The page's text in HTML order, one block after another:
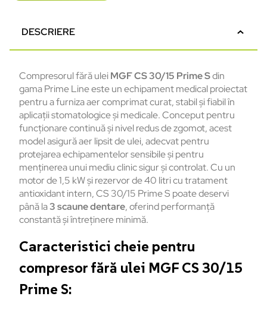
DESCRIERE
Compresorul fără uleiMGF CS 30/15 Prime Sdin
gama Prime Line este un echipament medical proiectat
pentru a furniza aer comprimat curat, stabil și fiabil în
aplicații stomatologice și medicale. Conceput pentru
funcționare continuă și nivel redus de zgomot, acest
model asigură aer lipsit de ulei, adecvat pentru
protejarea echipamentelor sensibile și pentru
menținerea unui mediu clinic sigur și controlat. Cu un
motor de 1,5 kW și rezervor de 40 litri cu tratament
antioxidant intern, CS 30/15 Prime S poate deservi
până la3 scaune dentare, oferind performanță
constantă și întreținere minimă.
Caracteristici cheie pentru
compresor fără ulei MGF CS 30/15
Prime S: